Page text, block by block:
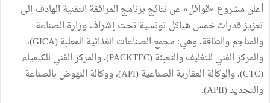
أعلن مشروع «قوافل» عن نتائج برنامج المرافقة التقنية الهادف إلى
تعزيز قدرات خمس هياكل تونسية تحت إشراف وزارة الصناعة
والمناجم والطاقة، وهي: مجمع الصناعات الغذائية المعلبة (GICA)،
والمركز الفني للتغليف والتعبئة (PACKTEC)، والمركز الفني للكيمياء
(CTC)، والوكالة العقارية الصناعية (AFI)، ووكالة النهوض بالصناعة
والتجديد (APII).